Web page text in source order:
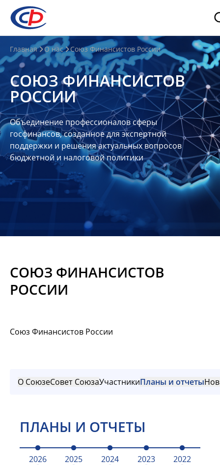
О
нас
О
СФР
Совет
Союза
Участники
Планы
отчеты
Контакты
Материалы
Главная О нас Союз Финансистов России
СОЮЗ ФИНАНСИСТОВ
РОССИИ
Объединение профессионалов сферы
госфинансов, созданное для экспертной
поддержки и решения актуальных вопросов
бюджетной и налоговой политики
СОЮЗ ФИНАНСИСТОВ
РОССИИ
Союз Финансистов России
О СоюзеСовет СоюзаУчастникиПланы и отчеты
ПЛАНЫ И ОТЧЕТЫ
2026 2025 2024 2023
2022